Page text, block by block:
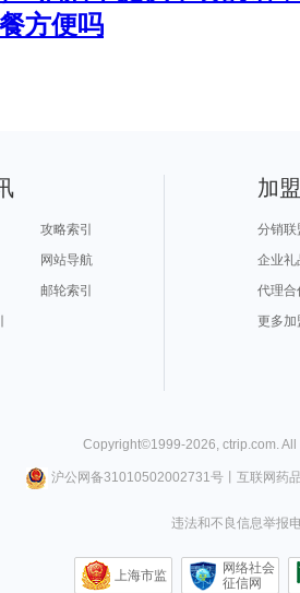
方便吗
攻略索引
网站导航
邮轮索引
加
分销联
企业礼
代理合
更多加
Copyright©1999-2026 ctrip.com .
沪公网备31010502002731号丨 互联网药
违法和不良信息举报
上海市监
网络社会
征信网